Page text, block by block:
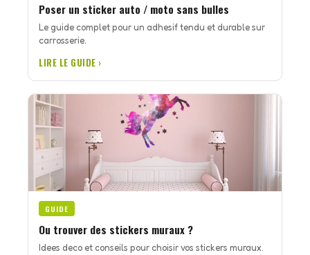
Poser un sticker auto / moto sans bulles
Le guide complet pour un adhesif tendu et durable sur
carrosserie.
LIRE LE GUIDE ›
GUIDE
Ou trouver des stickers muraux ?
Idees deco et conseils pour choisir vos stickers muraux.